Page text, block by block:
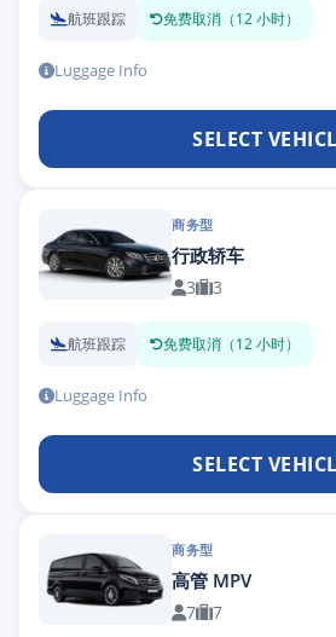
航班跟踪 免费取消（12 小时）
Luggage Info
SELECT
商务型
行政轿车
3 3
航班跟踪 免费取消（12 小时）
Luggage Info
SELECT
商务型
高管 MPV
7 7